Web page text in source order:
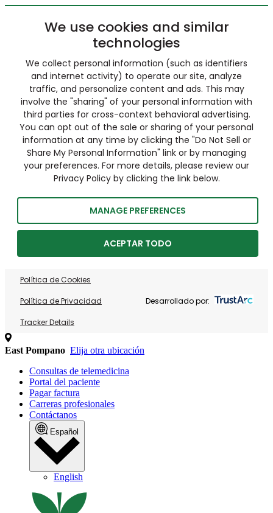
We use cookies and similar
technologies
We collect personal information (such as identifiers
and internet activity) to operate our site, analyze
traffic, and personalize content and ads. This may
involve the "sharing" of your personal information with
third parties for cross-context behavioral advertising.
You can opt out of the sale or sharing of your personal
information at any time by clicking the "Do Not Sell or
Share My Personal Information" link or by managing
your preferences. For more details, please review our
Privacy Policy by clicking the link below.
MANAGE PREFERENCES
ACEPTAR TODO
Política de Cookies
Política de Privacidad
Tracker Details
Desarrollado por:
East Pompano Elija otra ubicación
Consultas de telemedicina
Portal del paciente
Pagar factura
Carreras profesionales
Contáctanos
Español
English